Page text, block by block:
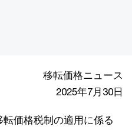
移転価格ニュース
2025年7月30日
価格税制の適用に係る